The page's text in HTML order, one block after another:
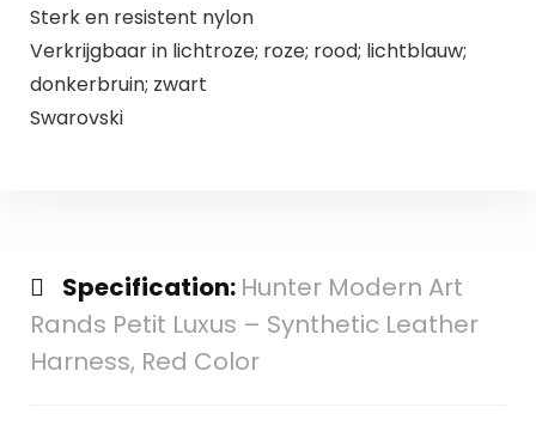
Sterk en resistent nylon
Verkrijgbaar in lichtroze; roze; rood; lichtblauw;
donkerbruin; zwart
Swarovski
Specification: Hunter Modern Art
Rands Petit Luxus – Synthetic Leather
Harness, Red Color